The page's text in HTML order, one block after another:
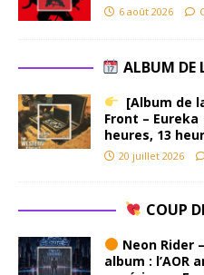
6 août 2026
ALBUM DE
[Album de
Front –
heures, 13
20 juillet 2026
COUP
Neon Rider
album : l’AOR